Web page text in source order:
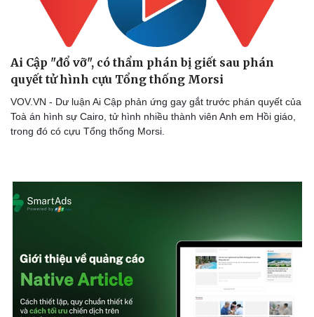
Lịch thi đấu bóng đá
Thế giới thể thao
Xe máy
Tư vấn
Ai Cập "đổ vỡ", có thẩm phán bị giết sau phán
quyết tử hình cựu Tổng thống Morsi
VOV.VN - Dư luận Ai Cập phản ứng gay gắt trước phán quyết của
Toà án hình sự Cairo, tử hình nhiều thành viên Anh em Hồi giáo,
trong đó có cựu Tổng thống Morsi.